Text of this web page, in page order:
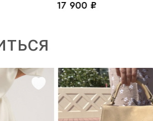
замша красный
17 900 ₽